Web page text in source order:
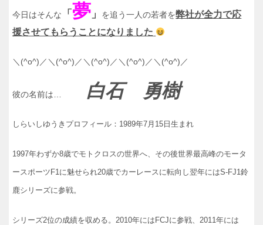
今日はそんな 「 夢 」 を追う一人の若者を弊社が全力で応
援させてもらうことになりました
＼(^o^)／＼(^o^)／＼(^o^)／＼(^o^)／＼(^o^)／
彼の名前は… 白石 勇樹
しらいしゆうきプロフィール：1989年7月15日生まれ
1997年わずか8歳でモトクロスの世界へ、その後世界最高峰のモータ
ースポーツF1に魅せられ20歳でカーレースに転向し翌年にはS-FJ1鈴
鹿シリーズに参戦。
シリーズ2位の成績を収める。2010年にはFCJに参戦、2011年には